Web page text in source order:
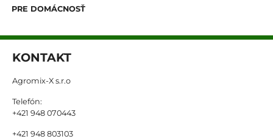
PRE DOMÁCNOSŤ
KONTAKT
Agromix-X s.r.o
Telefón:
+421 948 070443
+421 948 803103